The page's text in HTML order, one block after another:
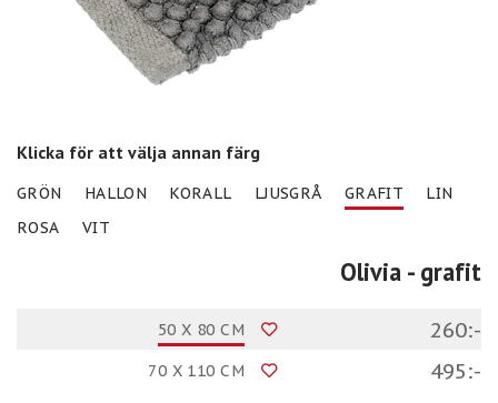
Klicka för att välja annan färg
GRÖN HALLON KORALL LJUSGRÅ GRAFIT
LIN
ROSA
VIT
Olivia - grafit
50 X 80 CM 260:-
70 X 110 CM 495:-